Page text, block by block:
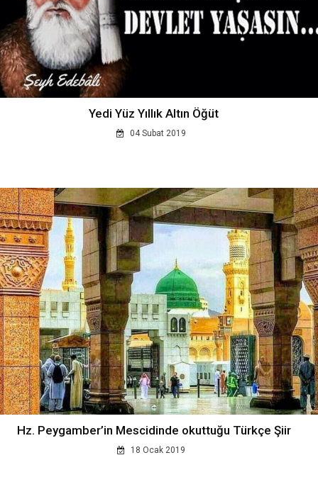
Yedi Yüz Yıllık Altın Öğüt
04 Subat 2019
Hz. Peygamber’in Mescidinde okuttuğu Türkçe Şiir
18 Ocak 2019